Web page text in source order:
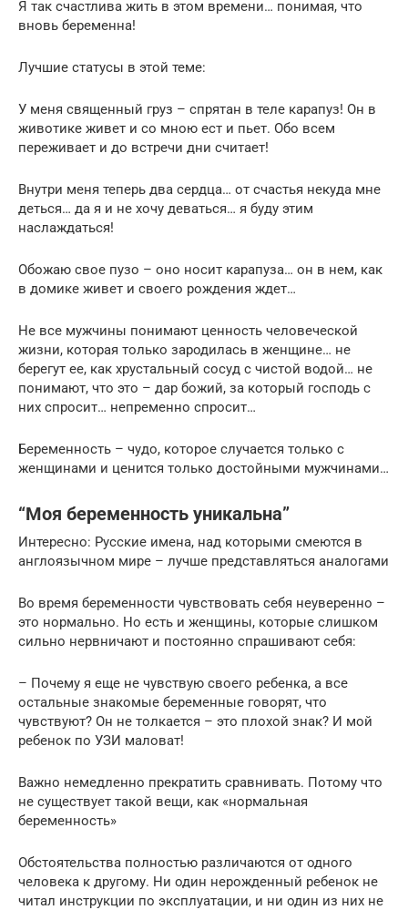
Я так счастлива жить в этом времени… понимая, что
вновь беременна!
Лучшие статусы в этой теме:
У меня священный груз – спрятан в теле карапуз! Он в
животике живет и со мною ест и пьет. Обо всем
переживает и до встречи дни считает!
Внутри меня теперь два сердца… от счастья некуда мне
деться… да я и не хочу деваться… я буду этим
наслаждаться!
Обожаю свое пузо – оно носит карапуза… он в нем, как
в домике живет и своего рождения ждет…
Не все мужчины понимают ценность человеческой
жизни, которая только зародилась в женщине… не
берегут ее, как хрустальный сосуд с чистой водой… не
понимают, что это – дар божий, за который господь с
них спросит… непременно спросит…
Беременность – чудо, которое случается только с
женщинами и ценится только достойными мужчинами…
“Моя беременность уникальна”
Интересно: Русские имена, над которыми смеются в
англоязычном мире – лучше представляться аналогами
Во время беременности чувствовать себя неуверенно –
это нормально. Но есть и женщины, которые слишком
сильно нервничают и постоянно спрашивают себя:
– Почему я еще не чувствую своего ребенка, а все
остальные знакомые беременные говорят, что
чувствуют? Он не толкается – это плохой знак? И мой
ребенок по УЗИ маловат!
Важно немедленно прекратить сравнивать. Потому что
не существует такой вещи, как «нормальная
беременность»
Обстоятельства полностью различаются от одного
человека к другому. Ни один нерожденный ребенок не
читал инструкции по эксплуатации, и ни один из них не